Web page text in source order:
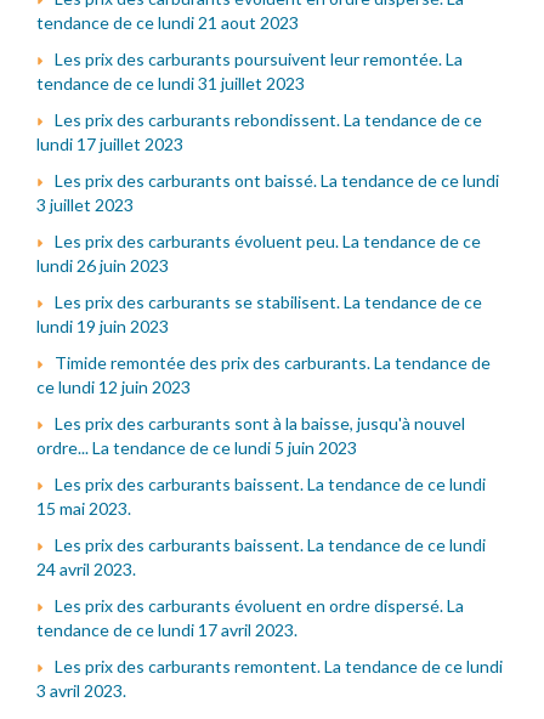
tendance de ce lundi 21 aout 2023
Les prix des carburants poursuivent leur remontée. La
tendance de ce lundi 31 juillet 2023
Les prix des carburants rebondissent. La tendance de ce
lundi 17 juillet 2023
Les prix des carburants ont baissé. La tendance de ce lundi
3 juillet 2023
Les prix des carburants évoluent peu. La tendance de ce
lundi 26 juin 2023
Les prix des carburants se stabilisent. La tendance de ce
lundi 19 juin 2023
Timide remontée des prix des carburants. La tendance de
ce lundi 12 juin 2023
Les prix des carburants sont à la baisse, jusqu'à nouvel
ordre... La tendance de ce lundi 5 juin 2023
Les prix des carburants baissent. La tendance de ce lundi
15 mai 2023.
Les prix des carburants baissent. La tendance de ce lundi
24 avril 2023.
Les prix des carburants évoluent en ordre dispersé. La
tendance de ce lundi 17 avril 2023.
Les prix des carburants remontent. La tendance de ce lundi
3 avril 2023.